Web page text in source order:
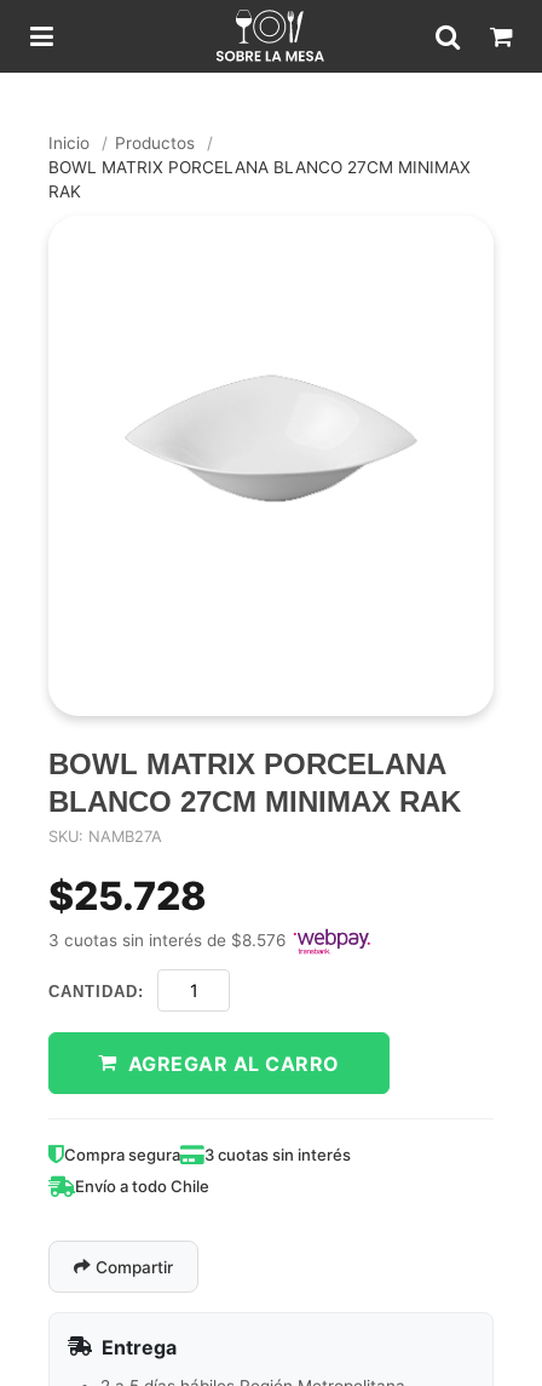
Inicio / Productos
/
BOWL MATRIX PORCELANA BLANCO 27CM MINIMAX
RAK
BOWL MATRIX PORCELANA
BLANCO 27CM MINIMAX RAK
SKU: NAMB27A
$25.728
3 cuotas sin interés de $8.576
CANTIDAD:
AGREGAR AL CARRO
Compra segura
3 cuotas sin interés
Envío a todo Chile
Compartir
Entrega